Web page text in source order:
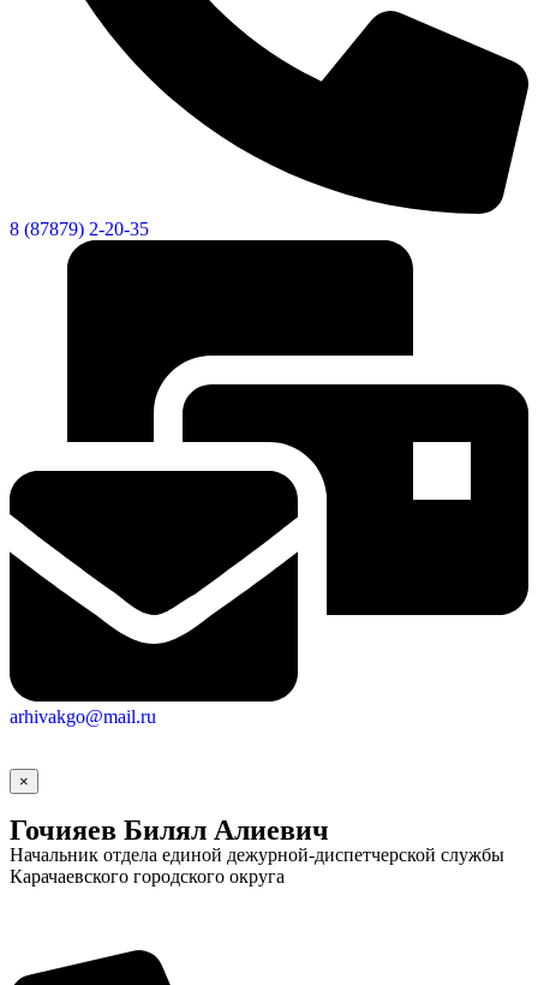
8 (87879) 2-20-35
arhivakgo@mail.ru
×
Гочияев Билял Алиевич
Начальник отдела единой дежурной-диспетчерской службы
Карачаевского городского округа